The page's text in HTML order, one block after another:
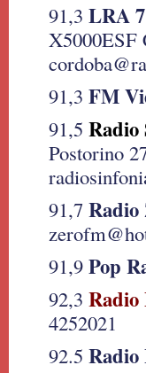
91,3 LRA
X5000ESF
91,3 FM
91,5 Radio
Postorino
91,7 Radio
91,9 Pop
92,3 Radio
4252021
92.5